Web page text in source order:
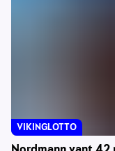
VIKINGLOTTO